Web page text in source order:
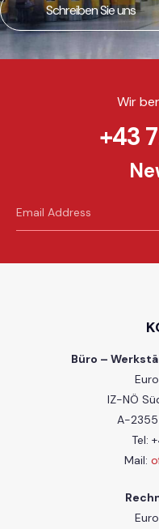
Schreiben Sie uns
Wir
+43
Büro –
IZ-NÖ
A-
Tel:
Mail: